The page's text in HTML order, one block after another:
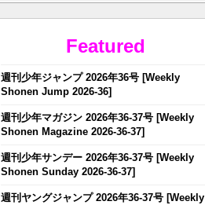
Featured
週刊少年ジャンプ 2026年36号 [Weekly
Shonen Jump 2026-36]
週刊少年マガジン 2026年36-37号 [Weekly
Shonen Magazine 2026-36-37]
週刊少年サンデー 2026年36-37号 [Weekly
Shonen Sunday 2026-36-37]
週刊ヤングジャンプ 2026年36-37号 [Weekly